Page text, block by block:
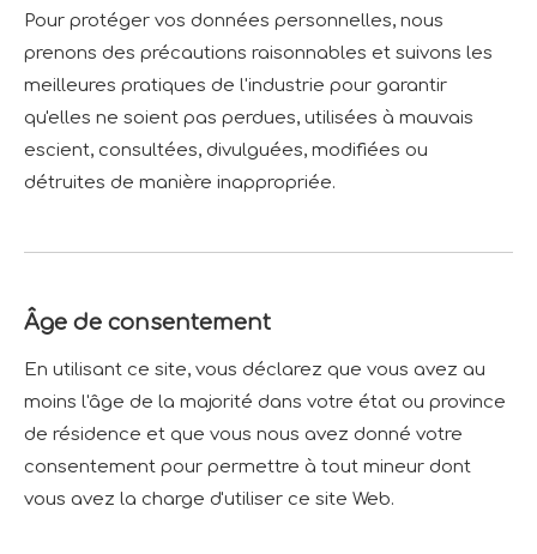
Pour protéger vos données personnelles, nous
prenons des précautions raisonnables et suivons les
meilleures pratiques de l'industrie pour garantir
qu'elles ne soient pas perdues, utilisées à mauvais
escient, consultées, divulguées, modifiées ou
détruites de manière inappropriée.
Âge de consentement
En utilisant ce site, vous déclarez que vous avez au
moins l'âge de la majorité dans votre état ou province
de résidence et que vous nous avez donné votre
consentement pour permettre à tout mineur dont
vous avez la charge d'utiliser ce site Web.